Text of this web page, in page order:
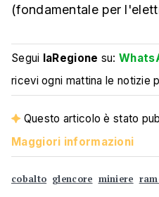
(fondamentale per
Segui laRegione su:
ricevi ogni mattina le notizie
Questo articolo è stato
Maggiori informazioni
cobalto glencore miniere